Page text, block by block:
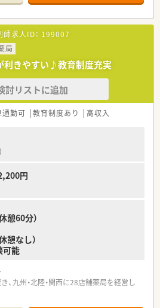
師求人ID： 199007
局
利きやすい♪教育制度充実
討リストに追加
通勤可 教育制度あり 高収入
円
憩60分）
憩なし）
可能
九州・北陸・関西に28店舗薬局を経営し